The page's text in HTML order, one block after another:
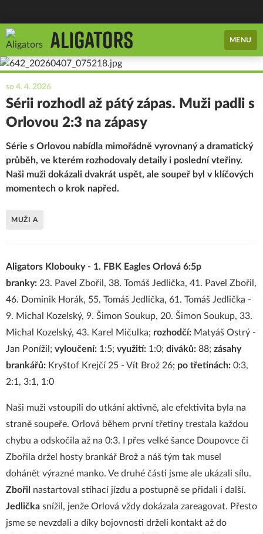
MENU
so 4. 4. 2026
Sérii rozhodl až pátý zápas. Muži padli s
Orlovou 2:3 na zápasy
Série s Orlovou nabídla mimořádně vyrovnaný a dramatický
průběh, ve kterém rozhodovaly detaily i poslední vteřiny.
Naši muži dokázali dvakrát uspět, ale soupeř byl v klíčových
momentech o krok napřed.
MUŽI A
Aligators Klobouky - 1. FBK Eagles Orlová 6:5p
branky: 23. Pavel Zbořil, 38. Tomáš Jedlička, 41. Pavel Zbořil,
46. Dominik Horák, 55. Tomáš Jedlička, 61. Tomáš Jedlička -
9. Michal Kozelský, 9. Šimon Soukup, 20. Šimon Soukup, 33.
Michal Kozelský, 43. Karel Mičulka; rozhodčí: Matyáš Ostrý -
Jan Ponížil; vyloučení: 1:5; využití: 1:0; diváků: 88; zásahy
brankářů: Kryštof Krejčí 25 - Vít Brož 26; po třetinách: 0:3,
2:1, 3:1, 1:0
Naši muži vstoupili do utkání aktivně, ale efektivita byla na
straně soupeře. Orlová během první třetiny trestala každou
chybu a odskočila až na 0:3. I přes velké šance Doupovce či
Zbořila držel hosty brankář Brož a náš tým tak musel
dohánět výrazné manko. Ve druhé části jsme ale ukázali sílu.
Zbořil nastartoval stíhací jízdu a postupně se přidali i další.
Jedlička snížil, jenže Orlová vždy dokázala zareagovat. Přesto
jsme se nevzdali a díky bojovnosti drželi kontakt až do